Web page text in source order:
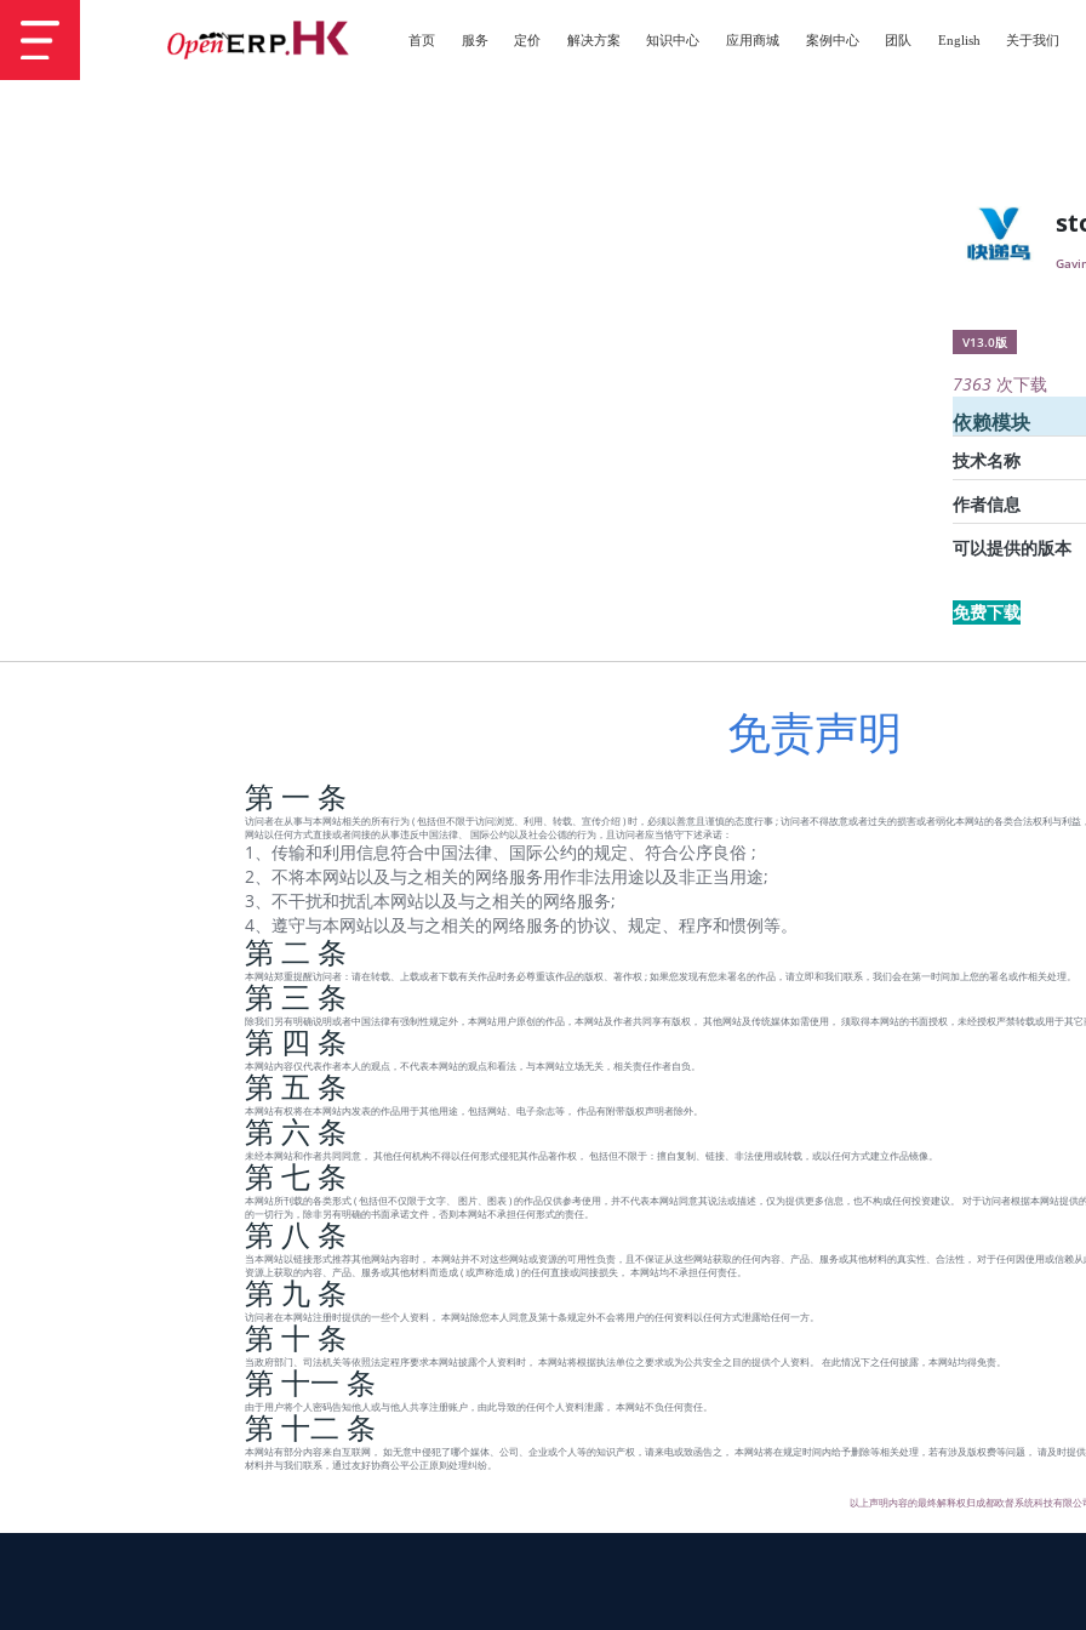
首页 服务 定价 解决方案 知识中心 应用商城 案例中心 团队 English 关于我们
V13.0版
7363 次下载
依赖模块
技术名称
作者信息
可以提供的版本
免费下载
免责声明
第 一 条
访问者在从事与本网站相关的所有行为 ( 包括但不限于访问浏览、利用、转载、宣传介绍 ) 时，必须以善意且谨慎的态度行事 ; 访问者不得故意或者过失的损害或者弱化本网站的各类合法权利与利益
网站以任何方式直接或者间接的从事违反中国法律、 国际公约以及社会公德的行为，且访问者应当恪守下述承诺：
1、传输和利用信息符合中国法律、国际公约的规定、符合公序良俗 ;
2、不将本网站以及与之相关的网络服务用作非法用途以及非正当用途;
3、不干扰和扰乱本网站以及与之相关的网络服务;
4、遵守与本网站以及与之相关的网络服务的协议、规定、程序和惯例等。
第 二 条
本网站郑重提醒访问者：请在转载、上载或者下载有关作品时务必尊重该作品的版权、著作权 ; 如果您发现有您未署名的作品，请立即和我们联系，我们会在第一时间加上您的署名或作相关处理。
第 三 条
除我们另有明确说明或者中国法律有强制性规定外，本网站用户原创的作品，本网站及作者共同享有版权， 其他网站及传统媒体如需使用， 须取得本网站的书面授权，未经授权严禁转载或用于其它
第 四 条
本网站内容仅代表作者本人的观点，不代表本网站的观点和看法，与本网站立场无关，相关责任作者自负。
第 五 条
本网站有权将在本网站内发表的作品用于其他用途，包括网站、电子杂志等， 作品有附带版权声明者除外。
第 六 条
未经本网站和作者共同同意， 其他任何机构不得以任何形式侵犯其作品著作权， 包括但不限于：擅自复制、链接、非法使用或转载，或以任何方式建立作品镜像。
第 七 条
本网站所刊载的各类形式 ( 包括但不仅限于文字、 图片、图表 ) 的作品仅供参考使用，并不代表本网站同意其说法或描述，仅为提供更多信息，也不构成任何投资建议。 对于访问者根据本网站提供
的一切行为，除非另有明确的书面承诺文件，否则本网站不承担任何形式的责任。
第 八 条
当本网站以链接形式推荐其他网站内容时， 本网站并不对这些网站或资源的可用性负责，且不保证从这些网站获取的任何内容、产品、服务或其他材料的真实性、合法性， 对于任何因使用或信赖从
资源上获取的内容、产品、服务或其他材料而造成 ( 或声称造成 ) 的任何直接或间接损失， 本网站均不承担任何责任。
第 九 条
访问者在本网站注册时提供的一些个人资料， 本网站除您本人同意及第十条规定外不会将用户的任何资料以任何方式泄露给任何一方。
第 十 条
当政府部门、司法机关等依照法定程序要求本网站披露个人资料时， 本网站将根据执法单位之要求或为公共安全之目的提供个人资料。 在此情况下之任何披露，本网站均得免责。
第 十一 条
由于用户将个人密码告知他人或与他人共享注册账户，由此导致的任何个人资料泄露， 本网站不负任何责任。
第 十二 条
本网站有部分内容来自互联网， 如无意中侵犯了哪个媒体、公司、企业或个人等的知识产权，请来电或致函告之， 本网站将在规定时间内给予删除等相关处理，若有涉及版权费等问题， 请及时提
材料并与我们联系，通过友好协商公平公正原则处理纠纷。
以上声明内容的最终解释权归成都欧督系统科技有限公